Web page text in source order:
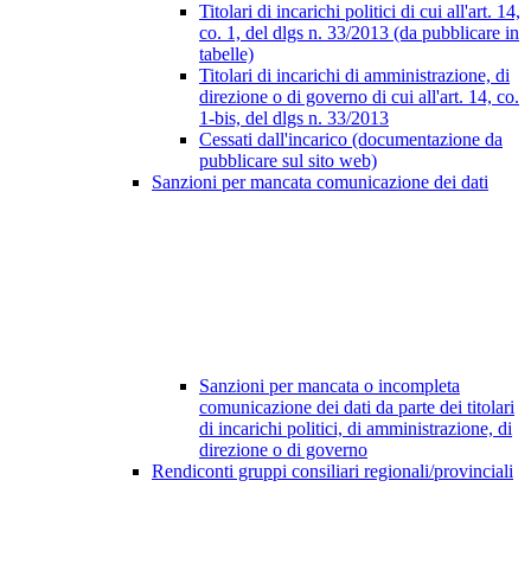
Titolari di incarichi politici di cui all'art. 14,
co. 1, del dlgs n. 33/2013 (da pubblicare in
tabelle)
Titolari di incarichi di amministrazione, di
direzione o di governo di cui all'art. 14, co.
1-bis, del dlgs n. 33/2013
Cessati dall'incarico (documentazione da
pubblicare sul sito web)
Sanzioni per mancata comunicazione dei dati
Sanzioni per mancata o incompleta
comunicazione dei dati da parte dei titolari
di incarichi politici, di amministrazione, di
direzione o di governo
Rendiconti gruppi consiliari regionali/provinciali